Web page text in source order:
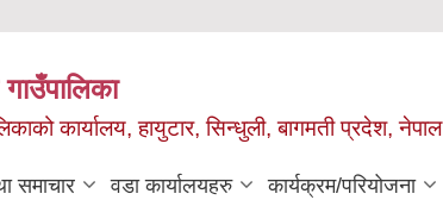
कार्यालय, हायुटार, सिन्धुली, बागमती प्रदेश, नेपाल
समाचार वडा कार्यालयहरु कार्यक्रम/परियोजना